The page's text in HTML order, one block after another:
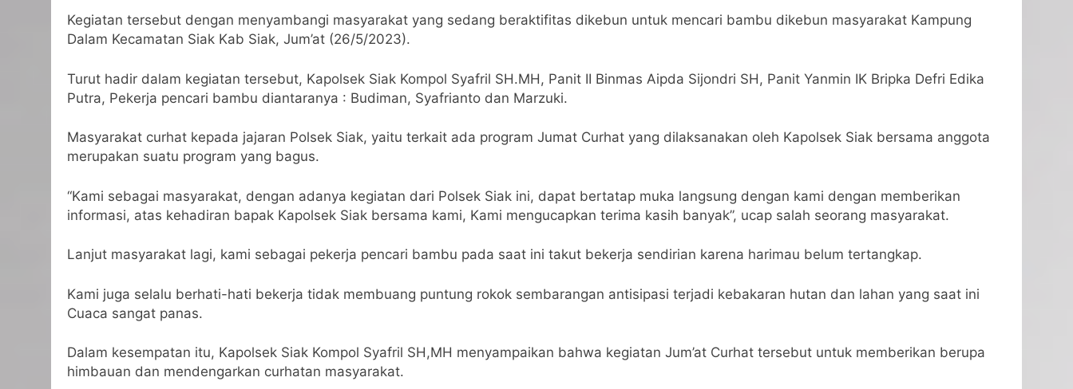
Kegiatan tersebut dengan menyambangi masyarakat yang sedang beraktifitas dikebun untuk mencari bambu dikebun masyarakat Kampung
Dalam Kecamatan Siak Kab Siak, Jum’at (26/5/2023).
Turut hadir dalam kegiatan tersebut, Kapolsek Siak Kompol Syafril SH.MH, Panit II Binmas Aipda Sijondri SH, Panit Yanmin IK Bripka Defri Edika
Putra, Pekerja pencari bambu diantaranya : Budiman, Syafrianto dan Marzuki.
Masyarakat curhat kepada jajaran Polsek Siak, yaitu terkait ada program Jumat Curhat yang dilaksanakan oleh Kapolsek Siak bersama anggota
merupakan suatu program yang bagus.
“Kami sebagai masyarakat, dengan adanya kegiatan dari Polsek Siak ini, dapat bertatap muka langsung dengan kami dengan memberikan
informasi, atas kehadiran bapak Kapolsek Siak bersama kami, Kami mengucapkan terima kasih banyak”, ucap salah seorang masyarakat.
Lanjut masyarakat lagi, kami sebagai pekerja pencari bambu pada saat ini takut bekerja sendirian karena harimau belum tertangkap.
Kami juga selalu berhati-hati bekerja tidak membuang puntung rokok sembarangan antisipasi terjadi kebakaran hutan dan lahan yang saat ini
Cuaca sangat panas.
Dalam kesempatan itu, Kapolsek Siak Kompol Syafril SH,MH menyampaikan bahwa kegiatan Jum’at Curhat tersebut untuk memberikan berupa
himbauan dan mendengarkan curhatan masyarakat.